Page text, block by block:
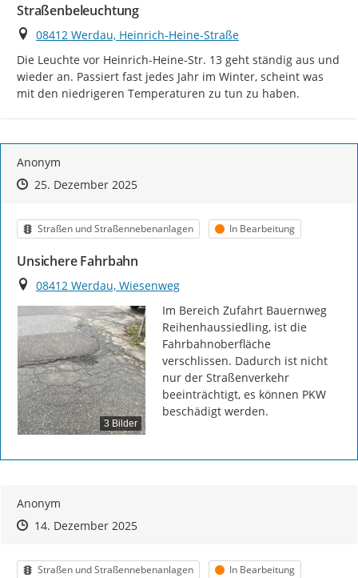
Straßenbeleuchtung
Ort
08412 Werdau, Heinrich-Heine-Straße
Die Leuchte vor Heinrich-Heine-Str. 13 geht ständig aus und
wieder an. Passiert fast jedes Jahr im Winter, scheint was
mit den niedrigeren Temperaturen zu tun zu haben.
Anonym
Zeitpunkt des Erstellens
Zeitpunkt des Erstellens
25. Dezember 2025Zur Äußerung
Kategorie
Straßen und Straßennebenanlagen Status
In Bearbeitung
Unsichere Fahrbahn
Ort
08412 Werdau, Wiesenweg
3 Bilder
Im Bereich Zufahrt Bauernweg
Reihenhaussiedling, ist die
Fahrbahnoberfläche
verschlissen. Dadurch ist nicht
nur der Straßenverkehr
beeinträchtigt, es können PKW
beschädigt werden.
Anonym
Zeitpunkt des Erstellens
Zeitpunkt des Erstellens
14. Dezember 2025Zur Äußerung
Kategorie
Straßen und Straßennebenanlagen Status
In Bearbeitung